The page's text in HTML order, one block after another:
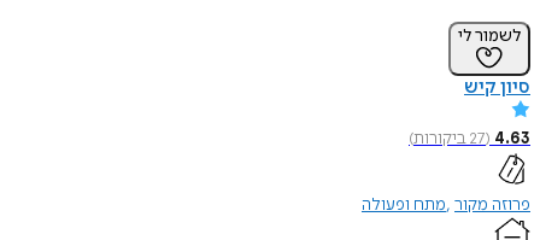
לשמור לי
סיון קיש
4.63
(
27ביקורות)
פרוזה מקור מתח ופעולה